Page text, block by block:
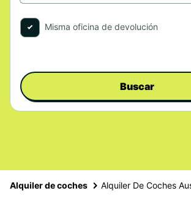
Misma oficina de devolución
Buscar
Alquiler de coches Alquiler De Coches